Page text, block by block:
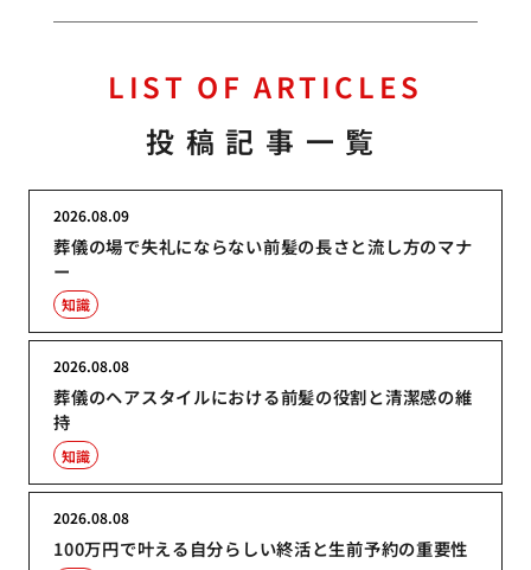
LIST OF ARTICLES
投稿記事一覧
葬儀の場で失礼にならない前髪の長さと流し方のマナ
ー
2026.08.09
知識
葬儀のヘアスタイルにおける前髪の役割と清潔感の維
持
2026.08.08
知識
100万円で叶える自分らしい終活と生前予約の重要性
2026.08.08